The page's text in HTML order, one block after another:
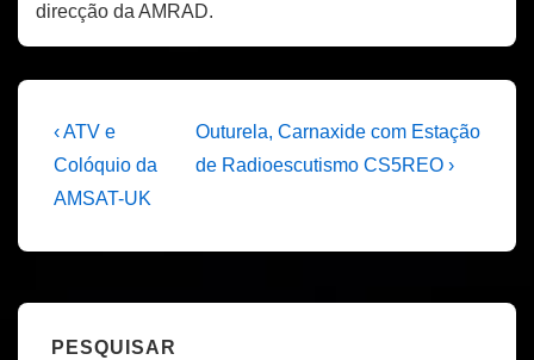
direcção da AMRAD.
Navegação
de
artigos
Previous
Post
is
‹ ATV e
Colóquio da
AMSAT-UK
Next
Post
Outurela, Carnaxide com Estação
de Radioescutismo CS5REO ›
PESQUISAR